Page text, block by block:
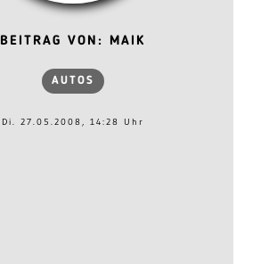
BEITRAG VON: MAIK
AUTOS
Di. 27.05.2008, 14:28 Uhr